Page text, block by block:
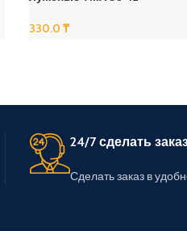
330.0₸
24/7 сделать
Сделать заказ в